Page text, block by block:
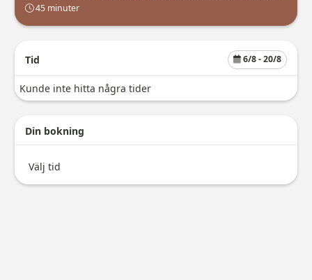
45 minuter
Tid 6/8- 20/8
Kunde inte hitta några tider
Din bokning
Välj tid